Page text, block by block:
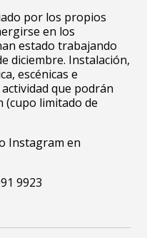
por los propios
en los
estado trabajando
diciembre. Instalación,
escénicas e
que podrán
limitado de
Instagram en
9923